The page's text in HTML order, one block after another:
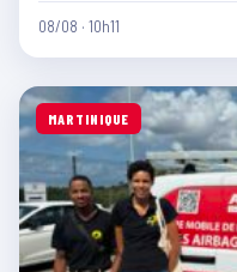
08/08 · 10h11
MARTINIQUE